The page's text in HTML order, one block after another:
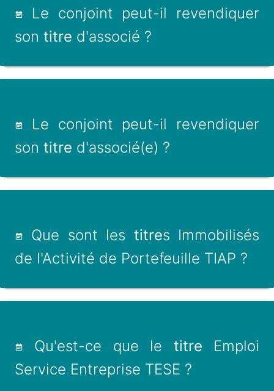
Le conjoint peut-il revendiquer
son titre d'associé ?
Le conjoint peut-il revendiquer
son titre d'associé(e) ?
Que sont les titres Immobilisés
de l'Activité de Portefeuille TIAP ?
Qu'est-ce que le titre Emploi
Service Entreprise TESE ?